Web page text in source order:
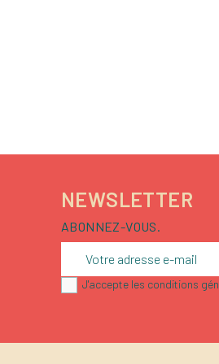
NEWSLETTER
ABONNEZ-VOUS.
J'accepte les conditions